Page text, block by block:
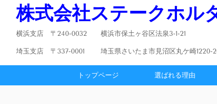
株式会社ステークホ
横浜支店 〒240-0032 横浜市保土ヶ谷区法泉3-1-21
埼玉支店 〒337-0001 埼玉県さいたま市見沼区丸ケ崎1220-
トップページ 選ばれる理由